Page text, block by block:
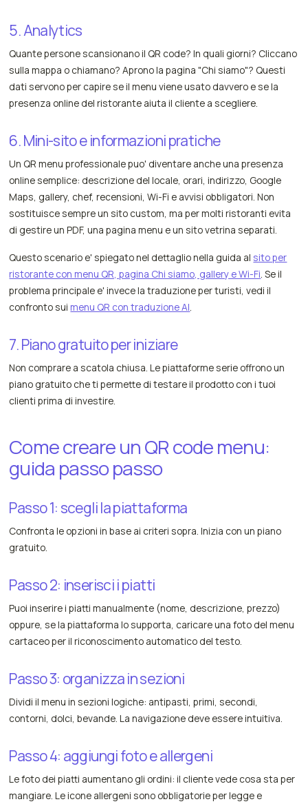
5. Analytics
Quante persone scansionano il QR code? In quali giorni? Cliccano
sulla mappa o chiamano? Aprono la pagina "Chi siamo"? Questi
dati servono per capire se il menu viene usato davvero e se la
presenza online del ristorante aiuta il cliente a scegliere.
6. Mini-sito e informazioni pratiche
Un QR menu professionale puo' diventare anche una presenza
online semplice: descrizione del locale, orari, indirizzo, Google
Maps, gallery, chef, recensioni, Wi-Fi e avvisi obbligatori. Non
sostituisce sempre un sito custom, ma per molti ristoranti evita
di gestire un PDF, una pagina menu e un sito vetrina separati.
Questo scenario e' spiegato nel dettaglio nella guida al sito per
ristorante con menu QR, pagina Chi siamo, gallery e Wi-Fi. Se il
problema principale e' invece la traduzione per turisti, vedi il
confronto sui menu QR con traduzione AI.
7. Piano gratuito per iniziare
Non comprare a scatola chiusa. Le piattaforme serie offrono un
piano gratuito che ti permette di testare il prodotto con i tuoi
clienti prima di investire.
Come creare un QR code menu:
guida passo passo
Passo 1: scegli la piattaforma
Confronta le opzioni in base ai criteri sopra. Inizia con un piano
gratuito.
Passo 2: inserisci i piatti
Puoi inserire i piatti manualmente (nome, descrizione, prezzo)
oppure, se la piattaforma lo supporta, caricare una foto del menu
cartaceo per il riconoscimento automatico del testo.
Passo 3: organizza in sezioni
Dividi il menu in sezioni logiche: antipasti, primi, secondi,
contorni, dolci, bevande. La navigazione deve essere intuitiva.
Passo 4: aggiungi foto e allergeni
Le foto dei piatti aumentano gli ordini: il cliente vede cosa sta per
mangiare. Le icone allergeni sono obbligatorie per legge e